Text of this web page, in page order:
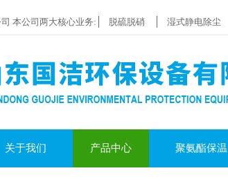
本公司两大核心业务: 脱硫脱硝 湿式静电除尘
关于我们 产品中心 聚氨酯保温